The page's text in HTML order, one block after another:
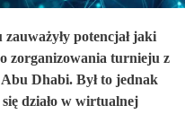
potencjał jaki
zorganizowania turnieju z
Dhabi. Był to jednak
działo w wirtualnej